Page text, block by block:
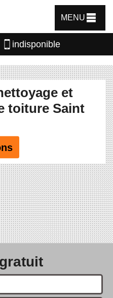
MENU
indisponible
et
toiture Saint